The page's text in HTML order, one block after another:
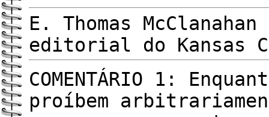
E. Thomas
editorial do Kansas
COMENTÁRIO 1:
proíbem